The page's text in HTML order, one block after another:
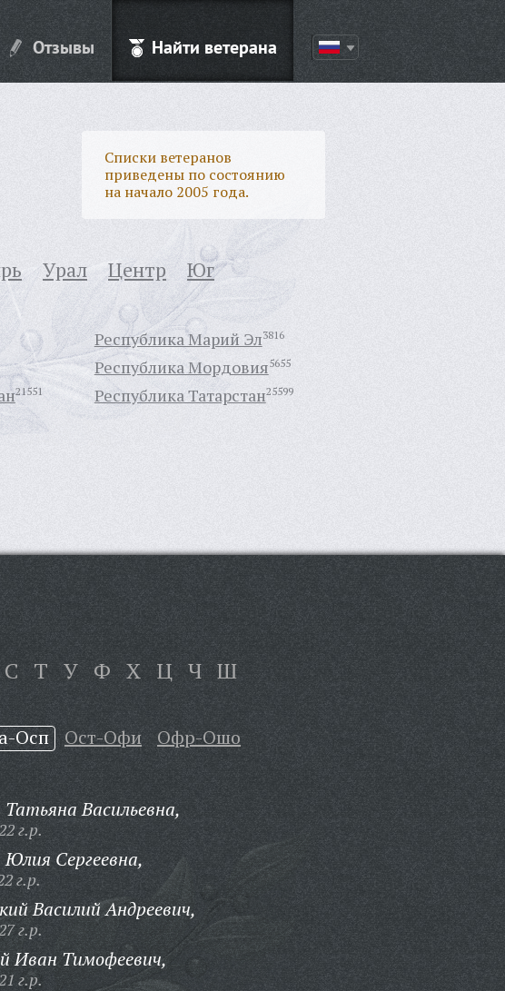
Отзывы Найти ветерана
Списки ветеранов
приведены по состоянию
на начало 2005 года.
Урал Центр Юг
21551
Республика Марий Эл3816
Республика Мордовия5655
Республика Татарстан25599
С Т У Ф Х Ц Ч Ш
Осп Ост-Офи Офр-Ошо
Васильевна,
г.р.
Сергеевна,
г.р.
Василий Андреевич,
г.р.
Иван Тимофеевич,
г.р.